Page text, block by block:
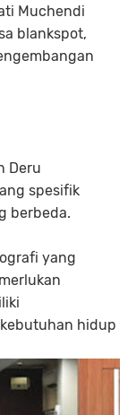
Muchendi
blankspot,
Deru
spesifik
berbeda.
yang
hidup